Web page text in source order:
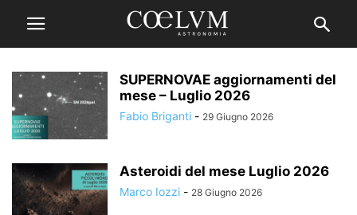
SUPERNOVAE aggiornamenti del
mese – Luglio 2026
Fabio Briganti - 29 Giugno 2026
Asteroidi del mese Luglio 2026
Marco Iozzi - 28 Giugno 2026